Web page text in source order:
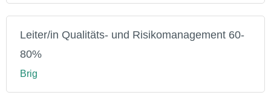
Leiter/in Qualitäts- und Risikomanagement 60-
80%
Brig